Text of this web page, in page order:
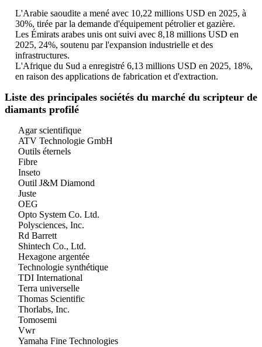
L'Arabie saoudite a mené avec 10,22 millions USD en 2025, à
30%, tirée par la demande d'équipement pétrolier et gazière.
Les Émirats arabes unis ont suivi avec 8,18 millions USD en
2025, 24%, soutenu par l'expansion industrielle et des
infrastructures.
L'Afrique du Sud a enregistré 6,13 millions USD en 2025, 18%,
en raison des applications de fabrication et d'extraction.
Liste des principales sociétés du marché du scripteur de
diamants profilé
Agar scientifique
ATV Technologie GmbH
Outils éternels
Fibre
Inseto
Outil J&M Diamond
Juste
OEG
Opto System Co. Ltd.
Polysciences, Inc.
Rd Barrett
Shintech Co., Ltd.
Hexagone argentée
Technologie synthétique
TDI International
Terra universelle
Thomas Scientific
Thorlabs, Inc.
Tomosemi
Vwr
Yamaha Fine Technologies